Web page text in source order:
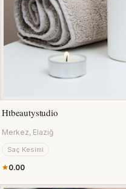
Htbeautystudio
Merkez, Elazığ
Saç Kesimi
0.00